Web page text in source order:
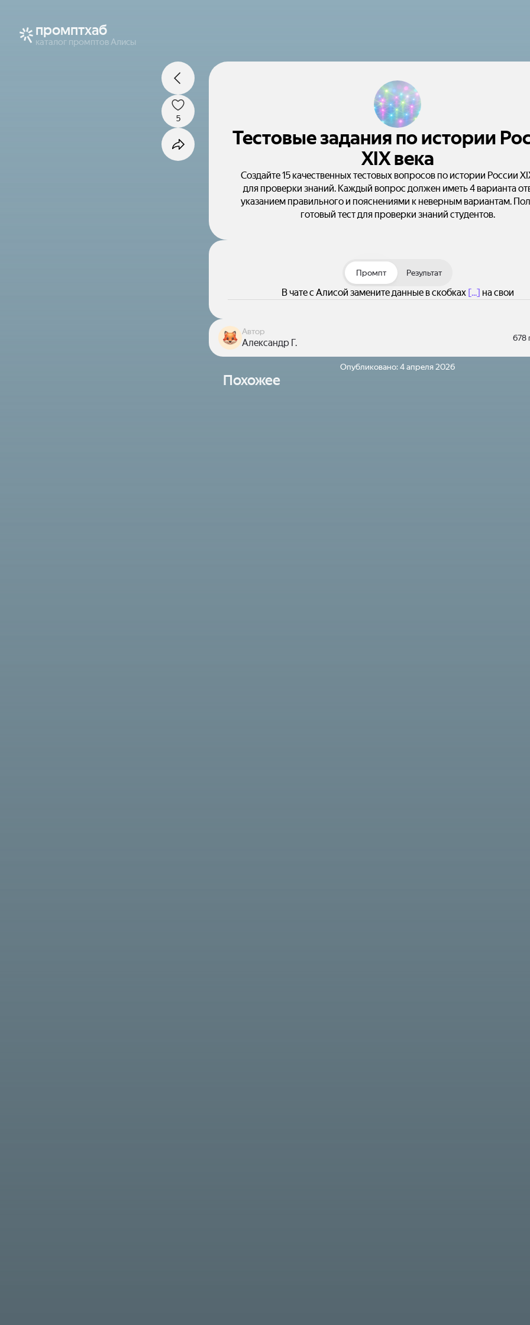
промптхаб
каталог промптов Алисы
Тестовые задания по истории
XIX века
Создайте 15 качественных тестовых вопросов по истории России
для проверки знаний. Каждый вопрос должен иметь 4 варианта
указанием правильного и пояснениями к неверным вариантам.
готовый тест для проверки знаний студентов.
5
Промпт Результат
В чате с Алисой замените данные в скобках [...] на свои
Автор
Александр Г. 678
Опубликовано:4 апреля 2026
Похожее